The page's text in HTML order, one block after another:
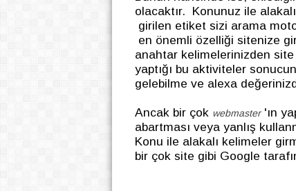
olacaktır. Konunuz ile
girilen etiket sizi arama
en önemli özelliği sitenize
anahtar kelimelerinizden
yaptığı bu aktiviteler
gelebilme ve alexa
Ancak bir çok webmaster 'ın
abartması veya yanlış
Konu ile alakalı kelimeler
bir çok site gibi Google